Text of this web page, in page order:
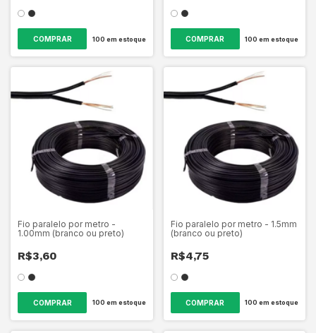
COMPRAR 100 em estoque COMPRAR 100 em estoque
Fio paralelo por metro -
1.00mm (branco ou preto)
R$3,60
COMPRAR 100 em estoque
Fio paralelo por metro - 1.5mm
(branco ou preto)
R$4,75
COMPRAR 100 em estoque